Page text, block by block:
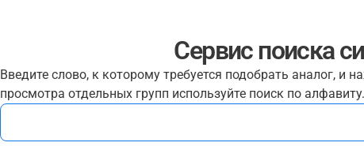
Сервис поиска
Введите слово, к которому требуется подобрать аналог, и
просмотра отдельных групп используйте поиск по алфавиту.